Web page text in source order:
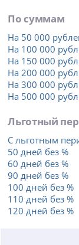
По суммам
На 50 000
На 100 000
На 150 000
На 200 000
На 300 000
На 500 000
Льготный
С льготным
50 дней без %
60 дней без %
90 дней без %
100 дней без %
110 дней без %
120 дней без %